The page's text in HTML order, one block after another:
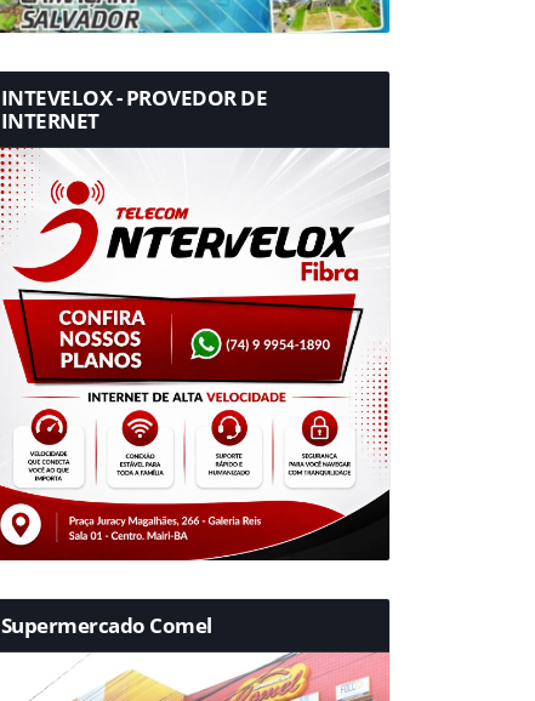
INTEVELOX - PROVEDOR DE
INTERNET
Supermercado Comel